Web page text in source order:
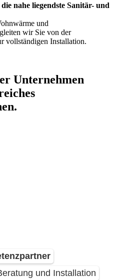
nahe liegendste Sanitär- und
und
wir Sie von der
vollständigen Installation.
Unternehmen
und Installation